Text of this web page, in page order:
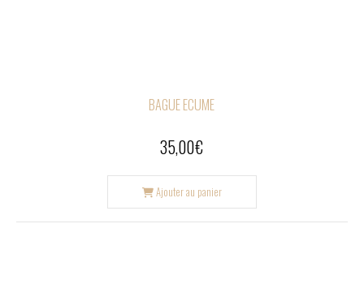
BAGUE ECUME
35,00€
Ajouter au panier